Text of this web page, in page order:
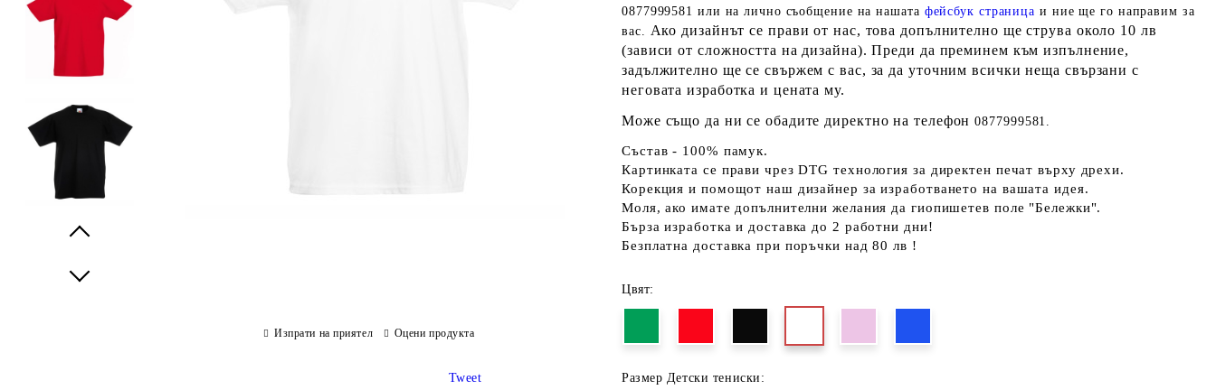
0877999581 или на лично съобщение на нашата фейсбук страница и ние ще го направим за
вас. Ако дизайнът се прави от нас, това допълнително ще струва около 10 лв
(зависи от сложността на дизайна). Преди да преминем към изпълнение,
задължително ще се свържем с вас, за да уточним всички неща свързани с
неговата изработка и цената му.
Може също да ни се обадите директно на телефон0877999581.
Състав - 100% памук.
Картинката се прави чрез DTG технология за директен печат върху дрехи.
Корекция и помощот наш дизайнер за изработването на вашата идея.
Моля, ако имате допълнителни желания да гиопишетев поле "Бележки".
Бърза изработка и доставка до 2 работни дни!
Безплатна доставка при поръчки над 80 лв !
Цвят:
Размер Детски тениски:
Изпрати на приятел Оцени продукта
Tweet